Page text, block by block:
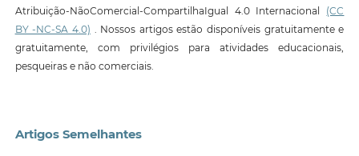
Atribuição-NãoComercial-CompartilhaIgual 4.0 Internacional (CC
BY -NC-SA 4.0) . Nossos artigos estão disponíveis gratuitamente e
gratuitamente, com privilégios para atividades educacionais,
pesqueiras e não comerciais.
Artigos Semelhantes